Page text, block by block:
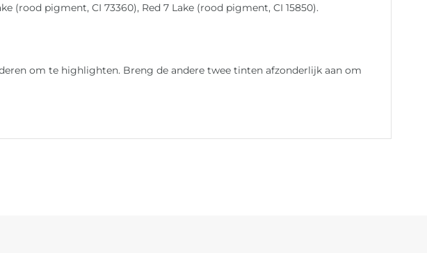
(rood pigment, CI 73360), Red 7 Lake (rood pigment, CI 15850).
om te highlighten. Breng de andere twee tinten afzonderlijk aan om